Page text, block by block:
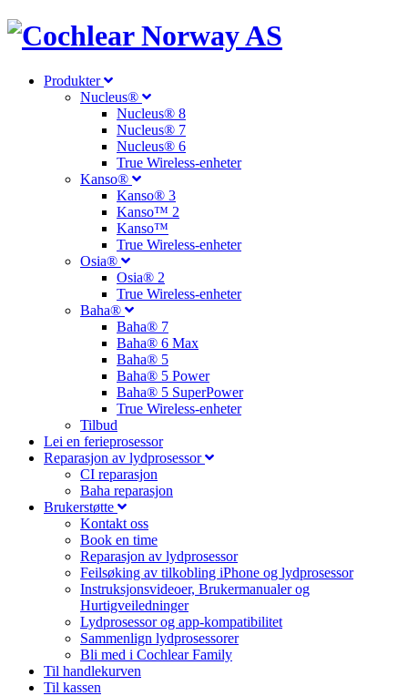
Produkter
Nucleus®
Nucleus® 8
Nucleus® 7
Nucleus® 6
True Wireless-enheter
Kanso®
Kanso® 3
Kanso™ 2
Kanso™
True Wireless-enheter
Osia®
Osia® 2
True Wireless-enheter
Baha®
Baha® 7
Baha® 6 Max
Baha® 5
Baha® 5 Power
Baha® 5 SuperPower
True Wireless-enheter
Tilbud
Lei en ferieprosessor
Reparasjon av lydprosessor
CI reparasjon
Baha reparasjon
Brukerstøtte
Kontakt oss
Book en time
Reparasjon av lydprosessor
Feilsøking av tilkobling iPhone og lydprosessor
Instruksjonsvideoer, Brukermanualer og
Hurtigveiledninger
Lydprosessor og app-kompatibilitet
Sammenlign lydprosessorer
Bli med i Cochlear Family
Til handlekurven
Til kassen